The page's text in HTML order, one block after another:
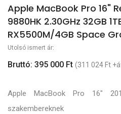
Apple MacBook Pro 16"
9880HK 2.30GHz 32GB
RX5500M/4GB Space
Utolsó ismert ár:
Bruttó: 395 000 Ft (311 024 Ft
Apple MacBook Pro 16"
szakembereknek